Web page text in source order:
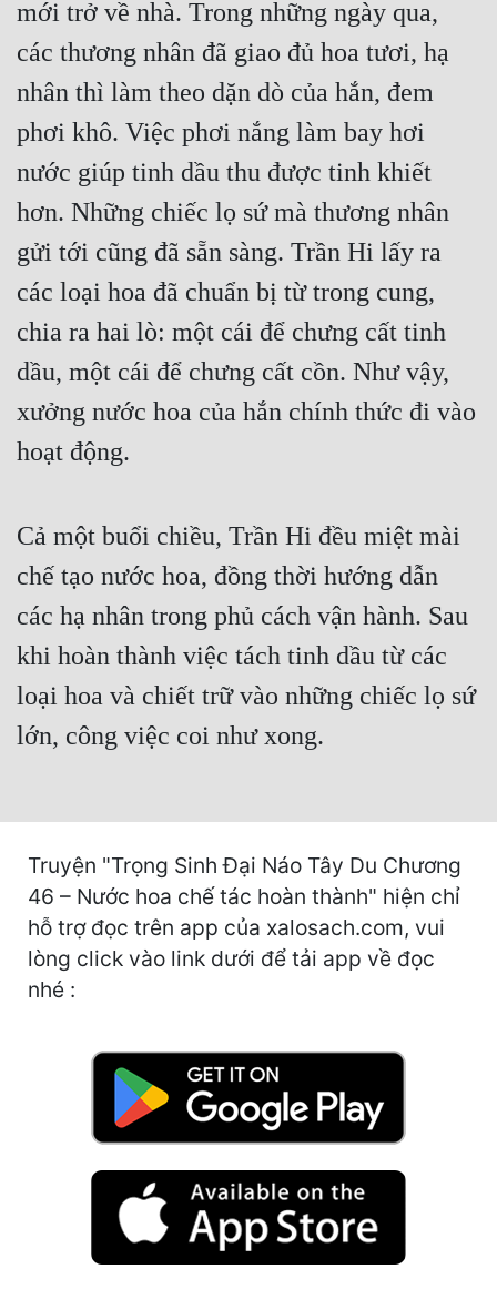
Ngược
Nữ Cường
Nữ Phụ
Phong Thủy - Tâm Linh
Phản Phái
Quan Trường
Quân Sự
Sảng Văn
Sắc
Sủng
Tiên Hiệp
Tiểu Thuyết
Triều Đấu
Trùng Sinh
Tu Tiên
Tội Phạm
Vô Địch
Võ Hiệp
mới trở về nhà. Trong những ngày qua,
các thương nhân đã giao đủ hoa tươi, hạ
nhân thì làm theo dặn dò của hắn, đem
phơi khô. Việc phơi nắng làm bay hơi
nước giúp tinh dầu thu được tinh khiết
hơn. Những chiếc lọ sứ mà thương nhân
gửi tới cũng đã sẵn sàng. Trần Hi lấy ra
các loại hoa đã chuẩn bị từ trong cung,
chia ra hai lò: một cái để chưng cất tinh
dầu, một cái để chưng cất cồn. Như vậy,
xưởng nước hoa của hắn chính thức đi vào
hoạt động.
Cả một buổi chiều, Trần Hi đều miệt mài
chế tạo nước hoa, đồng thời hướng dẫn
các hạ nhân trong phủ cách vận hành. Sau
khi hoàn thành việc tách tinh dầu từ các
loại hoa và chiết trữ vào những chiếc lọ sứ
lớn, công việc coi như xong.
Truyện "Trọng Sinh Đại Náo Tây Du Chương
46 – Nước hoa chế tác hoàn thành" hiện chỉ
hỗ trợ đọc trên app của xalosach.com, vui
lòng click vào link dưới để tải app về đọc
nhé :